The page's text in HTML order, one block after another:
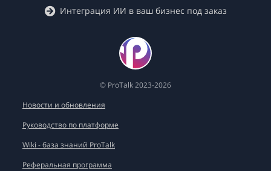
Интеграция ИИ в ваш бизнес под заказ
© ProTalk 2023-2026
Новости и обновления
Руководство по платформе
Wiki - база знаний ProTalk
Реферальная программа